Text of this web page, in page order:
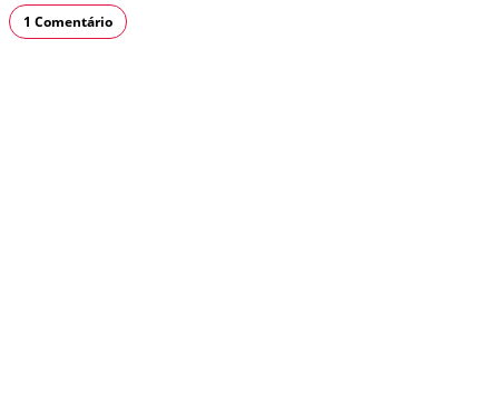
1 Comentário